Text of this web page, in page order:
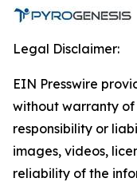
Legal Disclaimer:
EIN Presswire
without warranty of
responsibility or
images, videos,
reliability of the